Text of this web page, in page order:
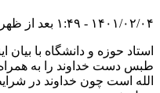
۱۴۰۱/۰۲/۰۴ - ۱:۴۹ بعد از ظهر
استاد حوزه و دانشگاه با
طبس دست خداوند را به
الله است چون خداوند در